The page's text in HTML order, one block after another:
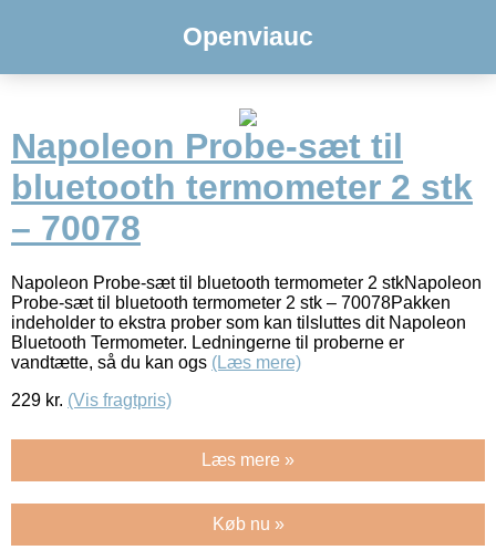
Openviauc
Napoleon Probe-sæt til
bluetooth termometer 2 stk
– 70078
Napoleon Probe-sæt til bluetooth termometer 2 stkNapoleon
Probe-sæt til bluetooth termometer 2 stk – 70078Pakken
indeholder to ekstra prober som kan tilsluttes dit Napoleon
Bluetooth Termometer. Ledningerne til proberne er
vandtætte, så du kan ogs (Læs mere)
229 kr. (Vis fragtpris)
Læs mere »
Køb nu »